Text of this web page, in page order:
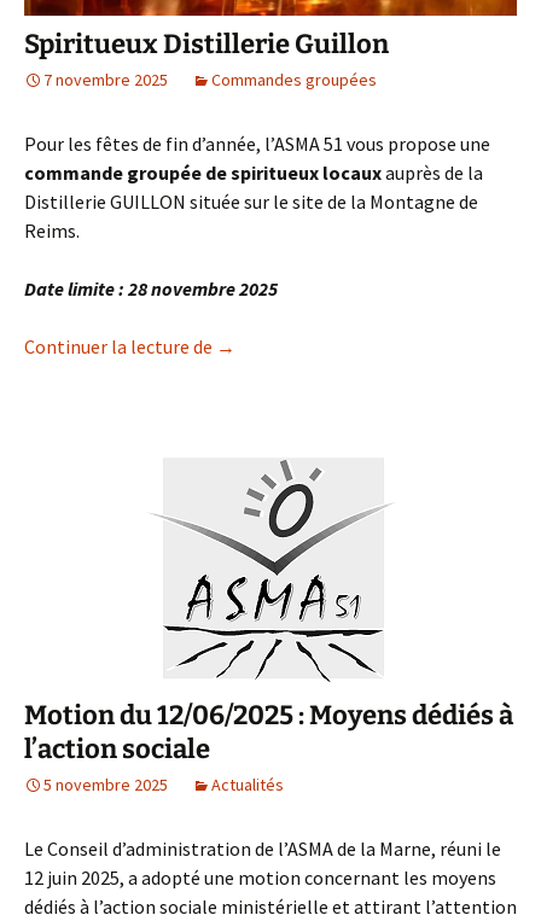
Spiritueux Distillerie Guillon
7 novembre 2025 Commandes groupées
Pour les fêtes de fin d’année, l’ASMA 51 vous propose une
commande groupée de spiritueux locauxauprès de la
Distillerie GUILLON située sur le site de la Montagne de
Reims.
Date limite : 28 novembre 2025
Continuer la lecture de Spiritueux Distillerie Guillon
→
Motion du 12/06/2025 : Moyens dédiés à
l’action sociale
5 novembre 2025 Actualités
Le Conseil d’administration de l’ASMA de la Marne, réuni le
12 juin 2025, a adopté une motion concernant les moyens
dédiés à l’action sociale ministérielle et attirant l’attention